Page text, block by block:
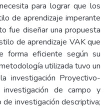
para lograr que los
de aprendizaje imperante
fue diseñar una propuesta
de aprendizaje VAK que
forma eficiente según su
utilizada tuvo un
investigación Proyectivo-
de campo y
investigación descriptiva;